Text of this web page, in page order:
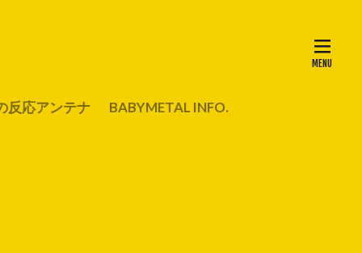
反応アンテナ BABYMETAL INFO.